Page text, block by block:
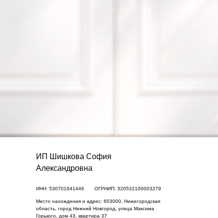
ИП Шишкова София
Александровна
ИНН: 530701641446 ОГРНИП: 320532100003279
Место нахождения и адрес: 603000, Нижегородская
область, город Нижний Новгород, улица Максима
Горького, дом 43, квартира 37